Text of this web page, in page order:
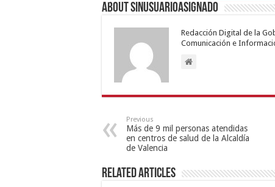
About sinusuarioasignado
Redacción Digital de la
Comunicación e
Previous
Más de 9 mil personas atendidas
en centros de salud de la Alcaldía
de Valencia
Related Articles